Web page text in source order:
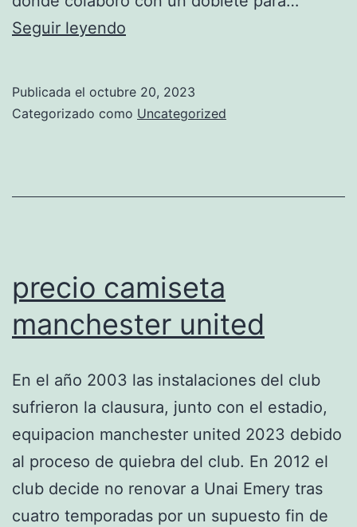
Seguir leyendo
united
Publicada el octubre 20, 2023
Categorizado como Uncategorized
precio camiseta
manchester united
En el año 2003 las instalaciones del club
sufrieron la clausura, junto con el estadio,
equipacion manchester united 2023 debido
al proceso de quiebra del club. En 2012 el
club decide no renovar a Unai Emery tras
cuatro temporadas por un supuesto fin de